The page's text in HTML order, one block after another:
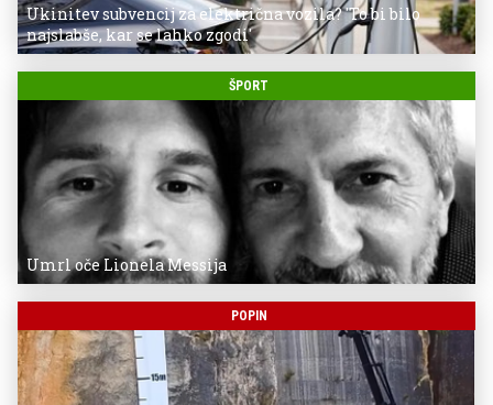
Ukinitev subvencij za električna vozila? 'To bi bilo
najslabše, kar se lahko zgodi'
ŠPORT
Umrl oče Lionela Messija
POPIN